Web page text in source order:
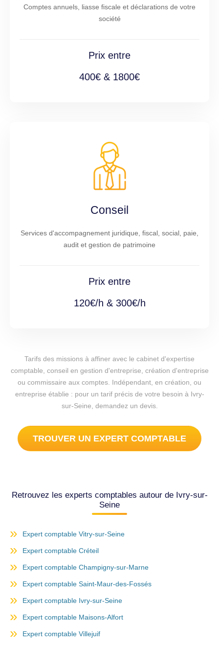
Comptes annuels, liasse fiscale et déclarations de votre
société
Prix entre
400€ & 1800€
Conseil
Services d'accompagnement juridique, fiscal, social, paie,
audit et gestion de patrimoine
Prix entre
120€/h & 300€/h
Tarifs des missions à affiner avec le cabinet d'expertise
comptable, conseil en gestion d'entreprise, création d'entreprise
ou commissaire aux comptes. Indépendant, en création, ou
entreprise établie : pour un tarif précis de votre besoin à Ivry-
sur-Seine, demandez un devis.
TROUVER UN EXPERT COMPTABLE
Retrouvez les experts comptables autour de Ivry-sur-
Seine
Expert comptable Vitry-sur-Seine
Expert comptable Créteil
Expert comptable Champigny-sur-Marne
Expert comptable Saint-Maur-des-Fossés
Expert comptable Ivry-sur-Seine
Expert comptable Maisons-Alfort
Expert comptable Villejuif